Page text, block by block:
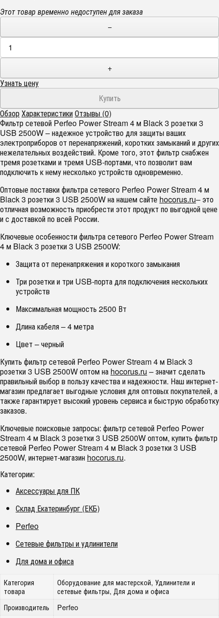
Этот товар временно недоступен для заказа
−
+
Узнать цену
ОбзорХарактеристикиОтзывы (0)
Фильтр сетевой Perfeo Power Stream 4 м Black 3 розетки 3
USB 2500W – надежное устройство для защиты ваших
электроприборов от перенапряжений, коротких замыканий и других
нежелательных воздействий. Кроме того, этот фильтр снабжен
тремя розетками и тремя USB-портами, что позволит вам
подключить к нему несколько устройств одновременно.
Оптовые поставки фильтра сетевого Perfeo Power Stream 4 м
Black 3 розетки 3 USB 2500W на нашем сайте hocorus.ru– это
отличная возможность приобрести этот продукт по выгодной цене
и с доставкой по всей России.
Ключевые особенности фильтра сетевого Perfeo Power Stream
4 м Black 3 розетки 3 USB 2500W:
Защита от перенапряжения и короткого замыкания
Три розетки и три USB-порта для подключения нескольких
устройств
Максимальная мощность 2500 Вт
Длина кабеля – 4 метра
Цвет – черный
Купить фильтр сетевой Perfeo Power Stream 4 м Black 3
розетки 3 USB 2500W оптом на hocorus.ru – значит сделать
правильный выбор в пользу качества и надежности. Наш интернет-
магазин предлагает выгодные условия для оптовых покупателей, а
также гарантирует высокий уровень сервиса и быструю обработку
заказов.
Ключевые поисковые запросы: фильтр сетевой Perfeo Power
Stream 4 м Black 3 розетки 3 USB 2500W оптом, купить фильтр
сетевой Perfeo Power Stream 4 м Black 3 розетки 3 USB
2500W, интернет-магазин hocorus.ru.
Категории:
Аксессуары для ПК
Склад Екатеринбург (ЕКБ)
Perfeo
Сетевые фильтры и удлинители
Для дома и офиса
Категория
товара
Оборудование для мастерской, Удлинители и
сетевые фильтры, Для дома и офиса
Производитель
Perfeo